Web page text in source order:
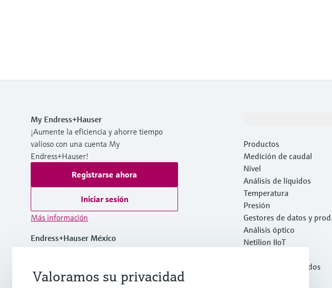
My Endress+Hauser
¡Aumente la eficiencia y ahorre tiempo
valioso con una cuenta My
Endress+Hauser!
Registrarse ahora
Iniciar sesión
Más información
Endress+Hauser México
México
+ 52 (55) 5321-2080
Productos
Medición de caudal
Nivel
Análisis de líquidos
Temperatura
Presión
Gestores de datos y
ctos de sistema
Análisis óptico
Netilion IIoT
Productos destacados
Valoramos su privacidad